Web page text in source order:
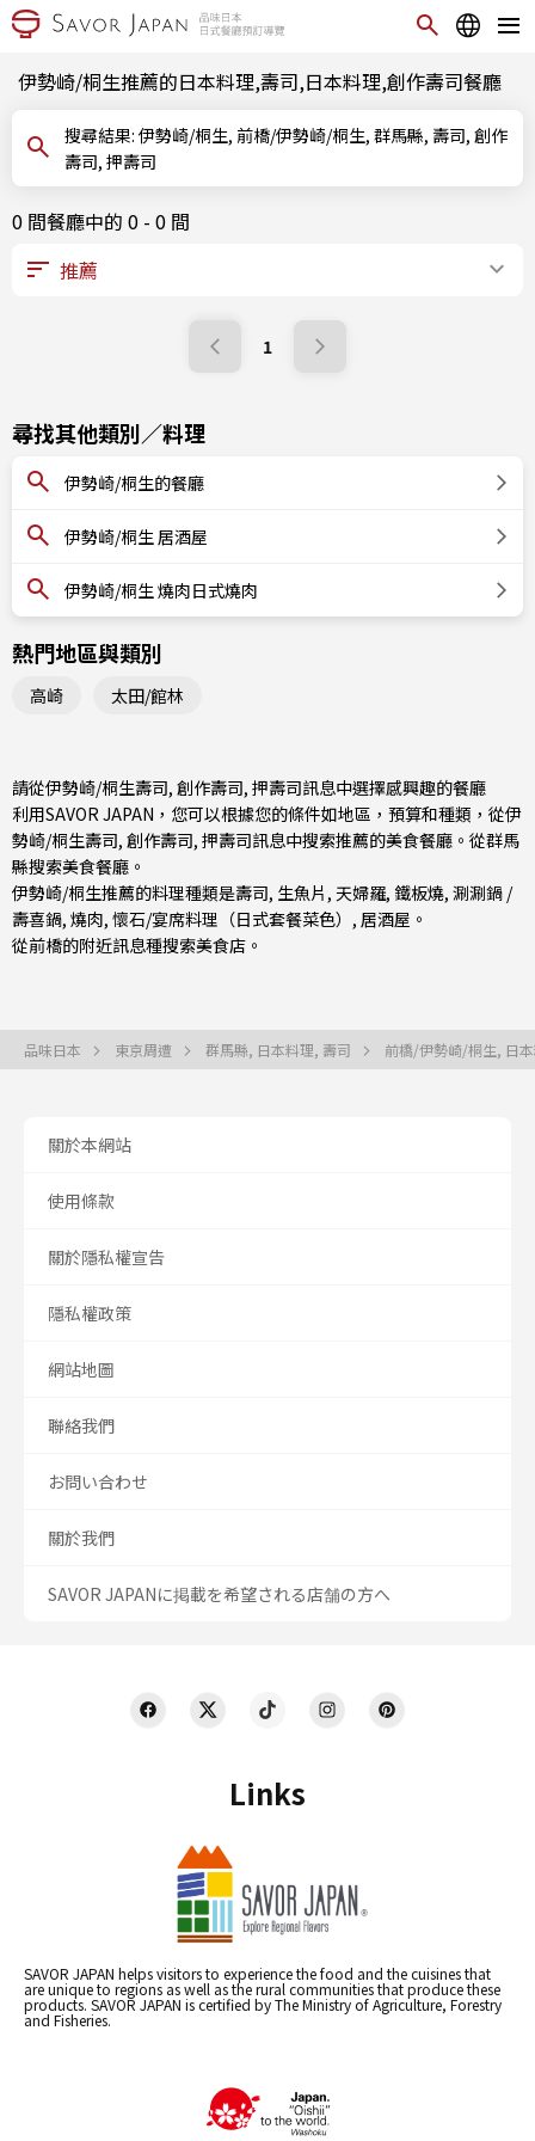
伊勢崎/桐生推薦的日本料理,壽司,日本料理,創作壽司餐廳
搜尋結果: 伊勢崎/桐生, 前橋/伊勢崎/桐生, 群馬縣, 壽司, 創作
壽司, 押壽司
0 間餐廳中的 0 - 0 間
1
尋找其他類別／料理
伊勢崎/桐生的餐廳
伊勢崎/桐生 居酒屋
伊勢崎/桐生 燒肉日式燒肉
熱門地區與類別
高崎 太田/館林
請從伊勢崎/桐生壽司, 創作壽司, 押壽司訊息中選擇感興趣的餐廳
利用SAVOR JAPAN，您可以根據您的條件如地區，預算和種類，從伊
勢崎/桐生壽司, 創作壽司, 押壽司訊息中搜索推薦的美食餐廳。從群馬
縣搜索美食餐廳。
伊勢崎/桐生推薦的料理種類是壽司, 生魚片 , 天婦羅, 鐵板燒, 涮涮鍋 /
壽喜鍋, 燒肉, 懷石/宴席料理（日式套餐菜色） , 居酒屋 。
從前橋的附近訊息種搜索美食店。
品味日本 東京周遭 群馬縣, 日本料理, 壽司 前橋/伊勢崎/桐生, 日
Links
SAVOR JAPAN helps visitors to experience the food and the cuisines that
are unique to regions as well as the rural communities that produce these
products. SAVOR JAPAN is certified by The Ministry of Agriculture, Forestry
and Fisheries.
關於本網站
使用條款
關於隱私權宣告
隱私權政策
網站地圖
聯絡我們
お問い合わせ
關於我們
SAVOR JAPANに掲載を希望される店舗の方へ